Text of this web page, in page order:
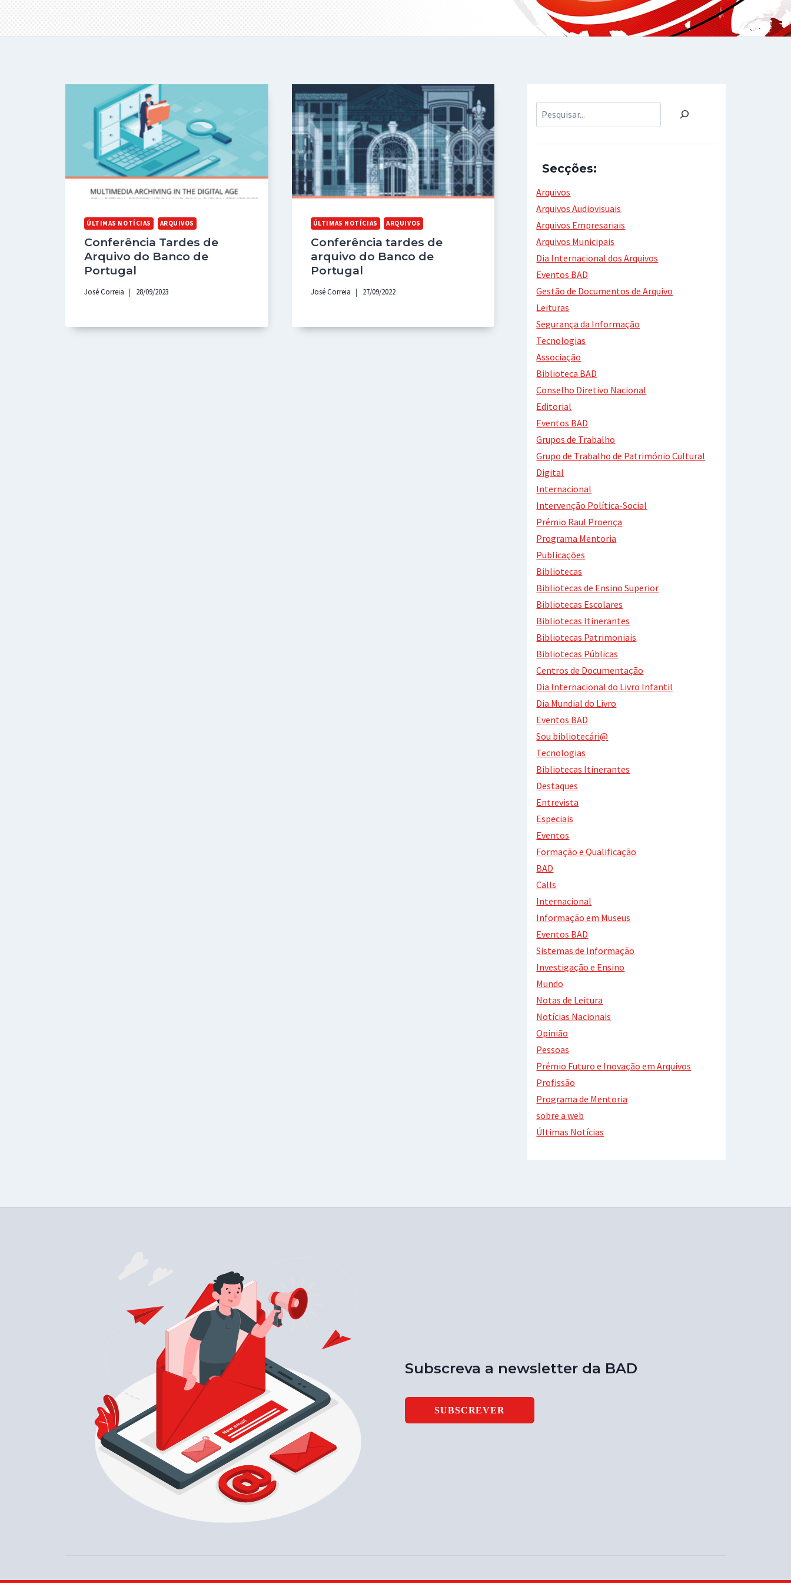
ÚLTIMAS NOTÍCIAS ARQUIVOS
Conferência Tardes de
Arquivo do Banco de
Portugal
José Correia 28/09/2023
ÚLTIMAS NOTÍCIAS ARQUIVOS
Conferência tardes de
arquivo do Banco de
Portugal
José Correia 27/09/2022
Pesquisar
Secções:
Arquivos
Arquivos Audiovisuais
Arquivos Empresariais
Arquivos Municipais
Dia Internacional dos Arquivos
Eventos BAD
Gestão de Documentos de Arquivo
Leituras
Segurança da Informação
Tecnologias
Associação
Biblioteca BAD
Conselho Diretivo Nacional
Editorial
Eventos BAD
Grupos de Trabalho
Grupo de Trabalho de Património Cultural
Digital
Internacional
Intervenção Política-Social
Prémio Raul Proença
Programa Mentoria
Publicações
Bibliotecas
Bibliotecas de Ensino Superior
Bibliotecas Escolares
Bibliotecas Itinerantes
Bibliotecas Patrimoniais
Bibliotecas Públicas
Centros de Documentação
Dia Internacional do Livro Infantil
Dia Mundial do Livro
Eventos BAD
Sou bibliotecári@
Tecnologias
Bibliotecas Itinerantes
Destaques
Entrevista
Especiais
Eventos
Formação e Qualificação
BAD
Calls
Internacional
Informação em Museus
Eventos BAD
Sistemas de Informação
Investigação e Ensino
Mundo
Notas de Leitura
Notícias Nacionais
Opinião
Pessoas
Prémio Futuro e Inovação em Arquivos
Profissão
Programa de Mentoria
sobre a web
Últimas Notícias
Subscreva a newsletter da BAD
SUBSCREVER